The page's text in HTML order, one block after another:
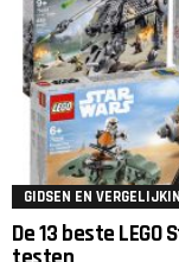
GIDSEN EN
De 13 beste